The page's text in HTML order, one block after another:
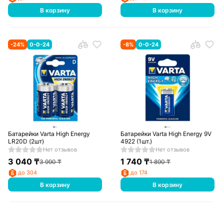
В корзину В корзину
-24% 0-0-24
Батарейки Varta High Energy
LR20D (2шт)
Нет отзывов
3 040₸3 990₸
до 304
В корзину
-8% 0-0-24
Батарейки Varta High Energy 9V
4922 (1шт.)
Нет отзывов
1 740 ₸1 890₸
до 174
В корзину